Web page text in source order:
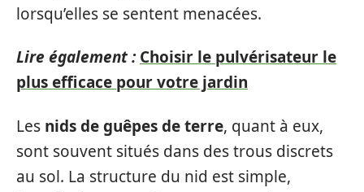
lorsqu’elles se sentent menacées.
Lire également : Choisir le pulvérisateur le
plus efficace pour votre jardin
Les nids de guêpes de terre, quant à eux,
sont souvent situés dans des trous discrets
au sol. La structure du nid est simple,